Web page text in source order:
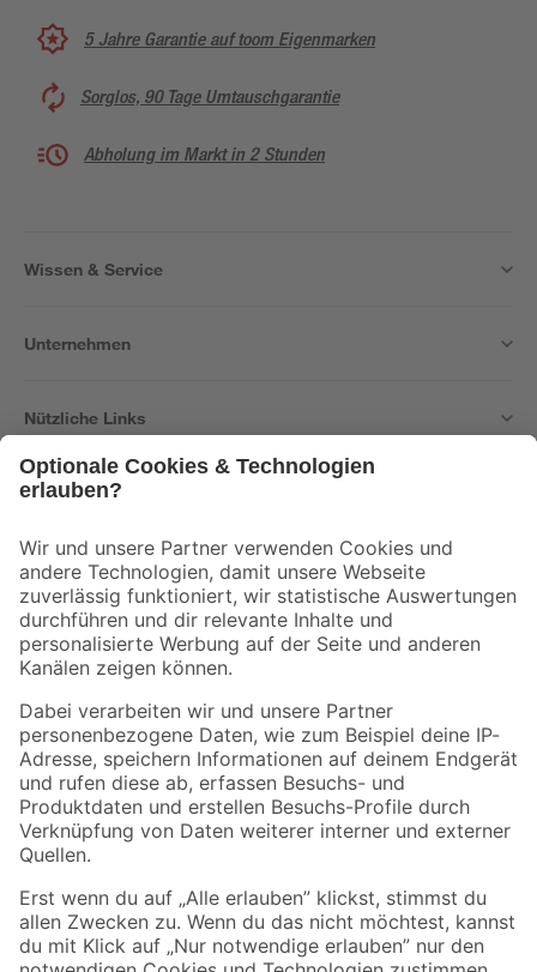
5 Jahre Garantie auf toom Eigenmarken
Sorglos, 90 Tage Umtauschgarantie
Abholung im Markt in 2 Stunden
Wissen & Service
Unternehmen
Nützliche Links
Der toom Newsletter: Keine Angebote und Aktionen mehr verpassen!
Zur Newsletter Anmeldung
Folge uns
Zahlungsarten Versandarten
Sicher einkaufen
Jetzt die toom-App herunterladen